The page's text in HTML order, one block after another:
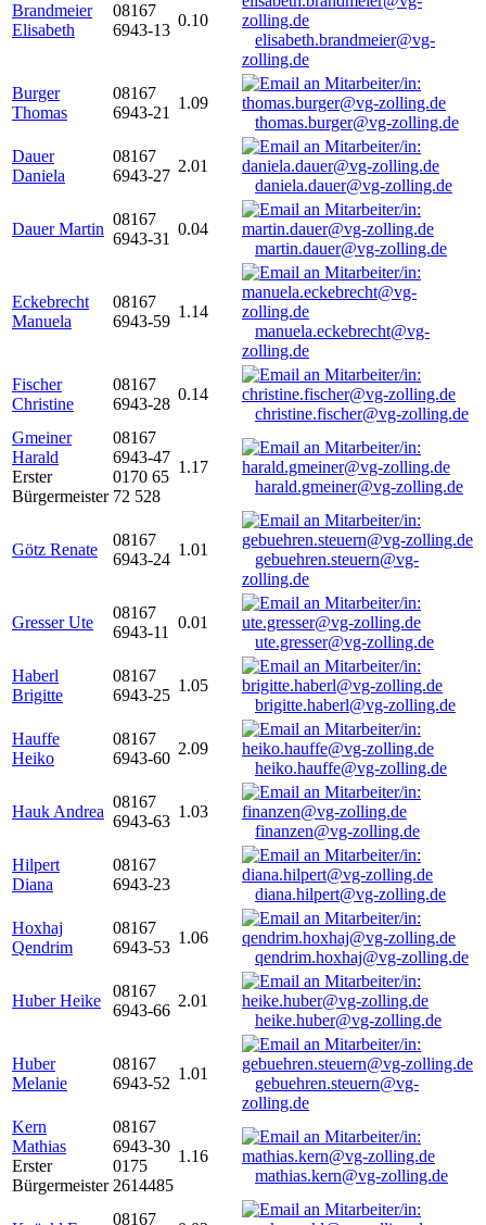
Brandmeier
Elisabeth
08167
6943-13
0.10
elisabeth.brandmeier@vg-
zolling.de
Burger
Thomas
08167
6943-21
1.09
thomas.burger@vg-zolling.de
Dauer
Daniela
08167
6943-27
2.01
daniela.dauer@vg-zolling.de
Dauer Martin
08167
6943-31
0.04
martin.dauer@vg-zolling.de
Eckebrecht
Manuela
08167
6943-59
1.14
manuela.eckebrecht@vg-
zolling.de
Fischer
Christine
08167
6943-28
0.14
christine.fischer@vg-zolling.de
Gmeiner
Harald
Erster
Bürgermeister
08167
6943-47
0170 65
72 528
1.17
harald.gmeiner@vg-zolling.de
Götz Renate
08167
6943-24
1.01
gebuehren.steuern@vg-
zolling.de
Gresser Ute
08167
6943-11
0.01
ute.gresser@vg-zolling.de
Haberl
Brigitte
08167
6943-25
1.05
brigitte.haberl@vg-zolling.de
Hauffe
Heiko
08167
6943-60
2.09
heiko.hauffe@vg-zolling.de
Hauk Andrea
08167
6943-63
1.03
finanzen@vg-zolling.de
Hilpert
Diana
08167
6943-23
diana.hilpert@vg-zolling.de
Hoxhaj
Qendrim
08167
6943-53
1.06
qendrim.hoxhaj@vg-zolling.de
Huber Heike
08167
6943-66
2.01
heike.huber@vg-zolling.de
Huber
Melanie
08167
6943-52
1.01
gebuehren.steuern@vg-
zolling.de
Kern
Mathias
Erster
Bürgermeister
08167
6943-30
0175
2614485
1.16
mathias.kern@vg-zolling.de
08167